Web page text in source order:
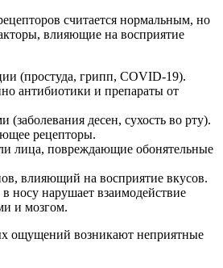
считается нормальным, но
влияющие на восприятие
(простуда, грипп, COVID-19).
антибиотики и препараты от
(заболевания десен, сухость во рту).
рецепторы.
лица, повреждающие обонятельные
влияющий на восприятие вкусов.
носу нарушает взаимодействие
и мозгом.
ощущений возникают неприятные